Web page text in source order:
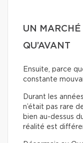
UN
QU’AVANT
Ensuite, parce
constante
Durant les
n’était pas rare
bien au-dessus
réalité est